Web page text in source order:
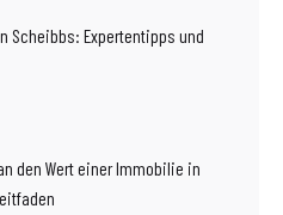
Scheibbs: Expertentipps und
den Wert einer Immobilie in